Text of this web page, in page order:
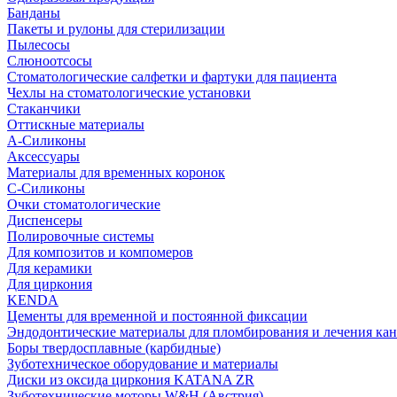
Банданы
Пакеты и рулоны для стерилизации
Пылесосы
Слюноотсосы
Стоматологические салфетки и фартуки для пациента
Чехлы на стоматологические установки
Стаканчики
Оттискные материалы
А-Силиконы
Аксессуары
Материалы для временных коронок
С-Силиконы
Очки стоматологические
Диспенсеры
Полировочные системы
Для композитов и компомеров
Для керамики
Для циркония
KENDA
Цементы для временной и постоянной фиксации
Эндодонтические материалы для пломбирования и лечения
Боры твердосплавные (карбидные)
Зуботехническое оборудование и материалы
Диски из оксида циркония KATANA ZR